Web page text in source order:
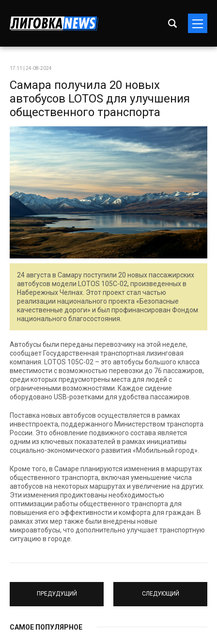
17:11 | 24-08-2024
Самара получила 20 новых
автобусов LOTOS для улучшения
общественного транспорта
24 августа в Самару поступили 20 новых пассажирских
автобусов модели LOTOS 105C-02, произведенных в
Набережных Челнах. Этот проект стал частью
реализации национального проекта «Безопасные
качественные дороги» и был профинансирован Фондом
национального благосостояния.
Автобусы были переданы перевозчику на этой неделе,
сообщает Государственная транспортная лизинговая
компания. LOTOS 105C-02 – это автобусы большого класса
вместимости с возможностью перевозки до 76 пассажиров,
среди которых предусмотрены места для людей с
ограниченными возможностями. Каждое сидение
оборудовано USB-розетками для удобства пассажиров.
Поставка новых автобусов осуществляется в рамках
инвестпроекта, поддержанного Министерством транспорта
России. Это обновление подвижного состава является
одним из ключевых показателей в рамках инициативы
социально-экономического развития «Мобильный город».
Кроме того, в Самаре планируются изменения в маршрутах
общественного транспорта, включая уменьшение числа
автобусов на некоторых маршрутах и увеличение на других.
Эти изменения продиктованы необходимостью
оптимизации работы общественного транспорта для
повышения его эффективности и комфорта для граждан. В
рамках этих мер также были внедрены новые
микроавтобусы, что дополнительно улучшает транспортную
ситуацию в городе.
ПРЕДУДУЩИЙ СЛЕДУЮЩИЙ
САМОЕ ПОПУЛЯРНОЕ